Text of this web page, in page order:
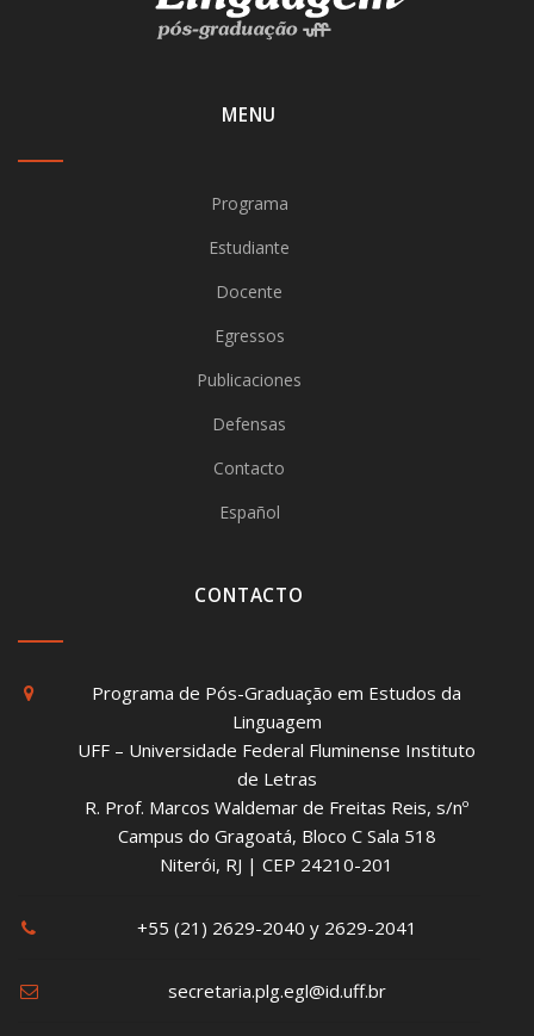
MENU
Programa
Estudiante
Docente
Egressos
Publicaciones
Defensas
Contacto
Español
CONTACTO
Programa de Pós-Graduação em Estudos da
Linguagem
UFF – Universidade Federal Fluminense Instituto
de Letras
R. Prof. Marcos Waldemar de Freitas Reis, s/nº
Campus do Gragoatá, Bloco C Sala 518
Niterói, RJ | CEP 24210-201
+55 (21) 2629-2040 y 2629-2041
secretaria.plg.egl@id.uff.br